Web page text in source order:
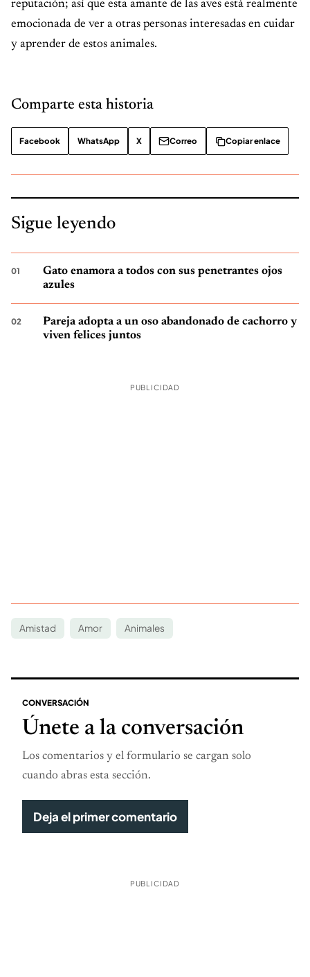
reputación; así que esta amante de las aves está realmente
emocionada de ver a otras personas interesadas en cuidar
y aprender de estos animales.
Comparte esta historia
Facebook WhatsApp X Correo Copiar enlace
Sigue leyendo
Gato enamora a todos con sus penetrantes ojos
azules
Pareja adopta a un oso abandonado de cachorro y
viven felices juntos
PUBLICIDAD
Amistad Amor Animales
CONVERSACIÓN
Únete a la conversación
Los comentarios y el formulario se cargan solo
cuando abras esta sección.
Deja el primer comentario
PUBLICIDAD